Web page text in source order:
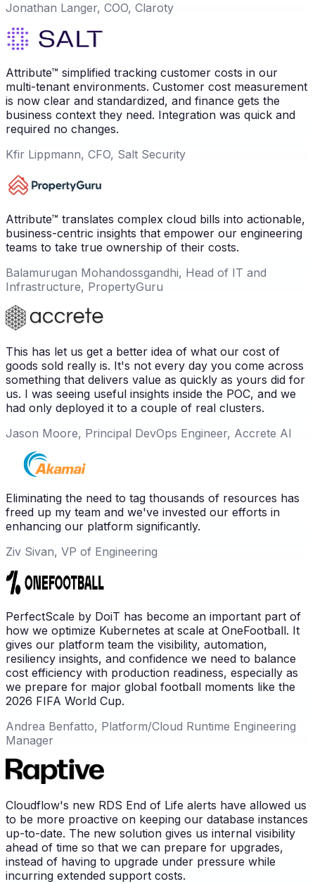
Jonathan Langer, COO, Claroty
Attribute™ simplified tracking customer costs in our
multi-tenant environments. Customer cost measurement
is now clear and standardized, and finance gets the
business context they need. Integration was quick and
required no changes.
Kfir Lippmann, CFO, Salt Security
Attribute™ translates complex cloud bills into actionable,
business-centric insights that empower our engineering
teams to take true ownership of their costs.
Balamurugan Mohandossgandhi, Head of IT and
Infrastructure, PropertyGuru
This has let us get a better idea of what our cost of
goods sold really is. It's not every day you come across
something that delivers value as quickly as yours did for
us. I was seeing useful insights inside the POC, and we
had only deployed it to a couple of real clusters.
Jason Moore, Principal DevOps Engineer, Accrete AI
Eliminating the need to tag thousands of resources has
freed up my team and we've invested our efforts in
enhancing our platform significantly.
Ziv Sivan, VP of Engineering
PerfectScale by DoiT has become an important part of
how we optimize Kubernetes at scale at OneFootball. It
gives our platform team the visibility, automation,
resiliency insights, and confidence we need to balance
cost efficiency with production readiness, especially as
we prepare for major global football moments like the
2026 FIFA World Cup.
Andrea Benfatto, Platform/Cloud Runtime Engineering
Manager
Cloudflow's new RDS End of Life alerts have allowed us
to be more proactive on keeping our database instances
up-to-date. The new solution gives us internal visibility
ahead of time so that we can prepare for upgrades,
instead of having to upgrade under pressure while
incurring extended support costs.